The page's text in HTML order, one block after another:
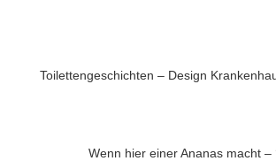
Toilettengeschichten – Design
Wenn hier einer Ananas macht –